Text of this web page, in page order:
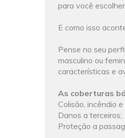
para você
E como isso
Pense no seu
masculino ou
características e
As coberturas
Colisão, incêndio
Danos a terceiros;
Proteção a